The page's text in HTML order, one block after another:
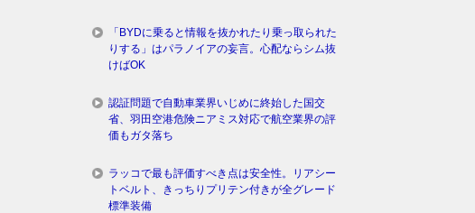
「BYDに乗ると情報を抜かれたり乗っ取られた
りする」はパラノイアの妄言。心配ならシム抜
けばOK
認証問題で自動車業界いじめに終始した国交
省、羽田空港危険ニアミス対応で航空業界の評
価もガタ落ち
ラッコで最も評価すべき点は安全性。リアシー
トベルト、きっちりプリテン付きが全グレード
標準装備